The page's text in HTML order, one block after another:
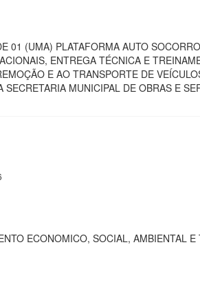
01 (UMA) PLATAFORMA AUTO
ENTREGA TÉCNICA E
E AO TRANSPORTE DE
MUNICIPAL DE OBRAS E
ECONOMICO, SOCIAL, AMBIENTAL